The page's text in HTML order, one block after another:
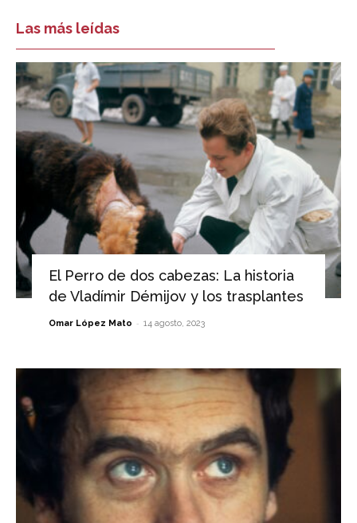
Las más leídas
El Perro de dos cabezas: La historia
de Vladímir Démijov y los trasplantes
Omar López Mato - 14 agosto, 2023